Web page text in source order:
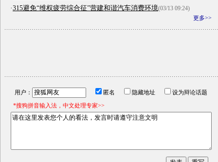
·315避免“维权疲劳综合征”营建和谐汽车消费环境(03/13 09:24)
更多>>
用户： 匿名 隐藏地址
设为辩论话题
*搜狗拼音输入法，中文处理专家>>